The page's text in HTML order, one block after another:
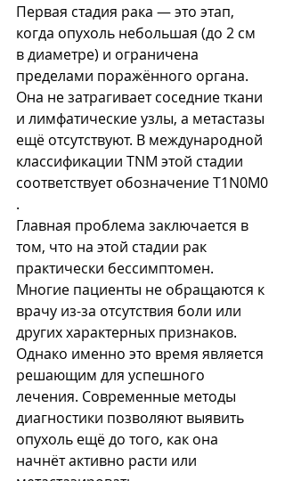
Первая стадия рака — это этап,
когда опухоль небольшая (до 2 см
в диаметре) и ограничена
пределами поражённого органа.
Она не затрагивает соседние ткани
и лимфатические узлы, а метастазы
ещё отсутствуют. В международной
классификации TNM этой стадии
соответствует обозначение T1N0M0​
.
Главная проблема заключается в
том, что на этой стадии рак
практически бессимптомен.
Многие пациенты не обращаются к
врачу из-за отсутствия боли или
других характерных признаков.
Однако именно это время является
решающим для успешного
лечения. Современные методы
диагностики позволяют выявить
опухоль ещё до того, как она
начнёт активно расти или